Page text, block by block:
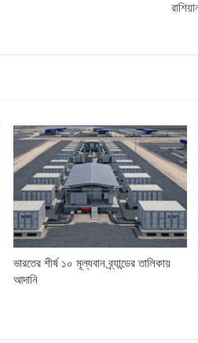
ভারতের শীর্ষ ১০ মূল্যবান ব্র্যান্ডের তালিকায়
আদানি